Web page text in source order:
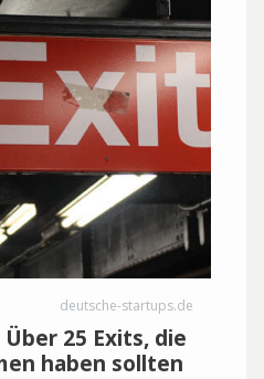
deutsche-startups.de
25 Exits, die
haben sollten